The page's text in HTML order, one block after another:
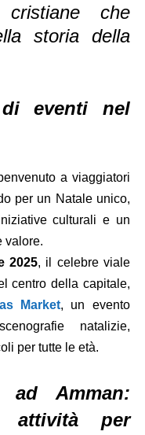
che
storia della
eventi nel
a viaggiatori
per un Natale unico,
culturali e un
valore.
2025, il celebre viale
centro della capitale,
Market, un evento
natalizie,
per tutte le età.
ad Amman:
attività per